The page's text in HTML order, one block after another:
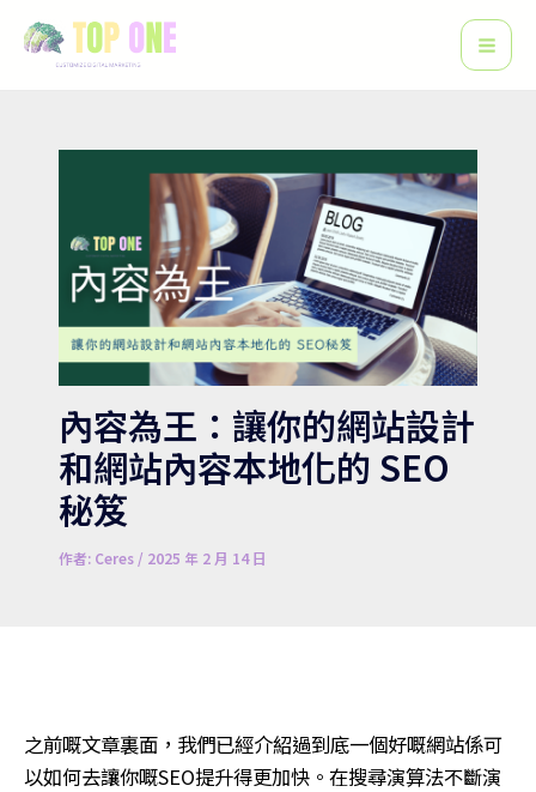
內容為王：讓你的網站設計
和網站內容本地化的 SEO
秘笈
作者: Ceres / 2025 年 2 月 14 日
之前嘅文章裏面，我們已經介紹過到底一個好嘅網站係可
以如何去讓你嘅SEO提升得更加快。在搜尋演算法不斷演
Post
navigation
尋